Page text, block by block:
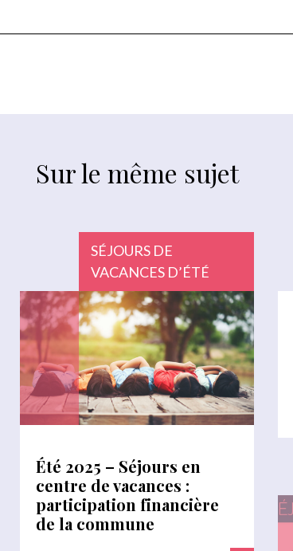
Sur le même sujet
SÉJOURS DE
VACANCES D’ÉTÉ
Été 2025 – Séjours en
centre de vacances :
participation financière
de la commune